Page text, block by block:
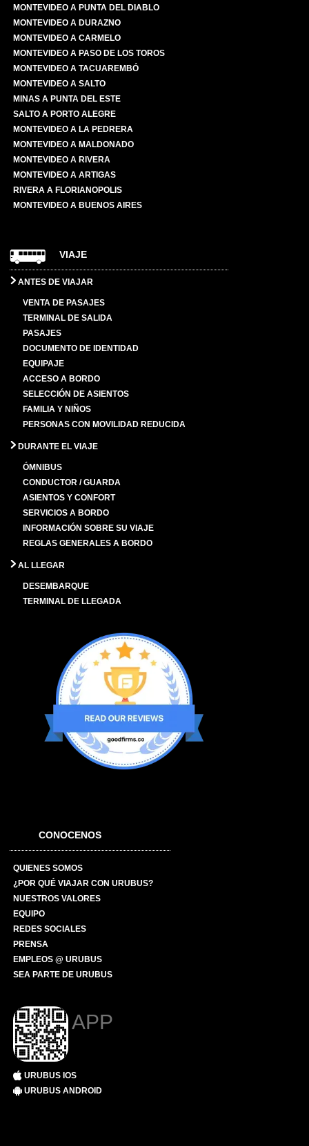
MONTEVIDEO A PUNTA DEL DIABLO
MONTEVIDEO A DURAZNO
MONTEVIDEO A CARMELO
MONTEVIDEO A PASO DE LOS TOROS
MONTEVIDEO A TACUAREMBÓ
MONTEVIDEO A SALTO
MINAS A PUNTA DEL ESTE
SALTO A PORTO ALEGRE
MONTEVIDEO A LA PEDRERA
MONTEVIDEO A MALDONADO
MONTEVIDEO A RIVERA
MONTEVIDEO A ARTIGAS
RIVERA A FLORIANOPOLIS
MONTEVIDEO A BUENOS AIRES
VIAJE
ANTES DE VIAJAR
VENTA DE PASAJES
TERMINAL DE SALIDA
PASAJES
DOCUMENTO DE IDENTIDAD
EQUIPAJE
ACCESO A BORDO
SELECCIÓN DE ASIENTOS
FAMILIA Y NIÑOS
PERSONAS CON MOVILIDAD REDUCIDA
DURANTE EL VIAJE
ÓMNIBUS
CONDUCTOR / GUARDA
ASIENTOS Y CONFORT
SERVICIOS A BORDO
INFORMACIÓN SOBRE SU VIAJE
REGLAS GENERALES A BORDO
AL LLEGAR
DESEMBARQUE
TERMINAL DE LLEGADA
CONOCENOS
QUIENES SOMOS
¿POR QUÉ VIAJAR CON URUBUS?
NUESTROS VALORES
EQUIPO
REDES SOCIALES
PRENSA
EMPLEOS @ URUBUS
SEA PARTE DE URUBUS
APP
URUBUS IOS
URUBUS ANDROID